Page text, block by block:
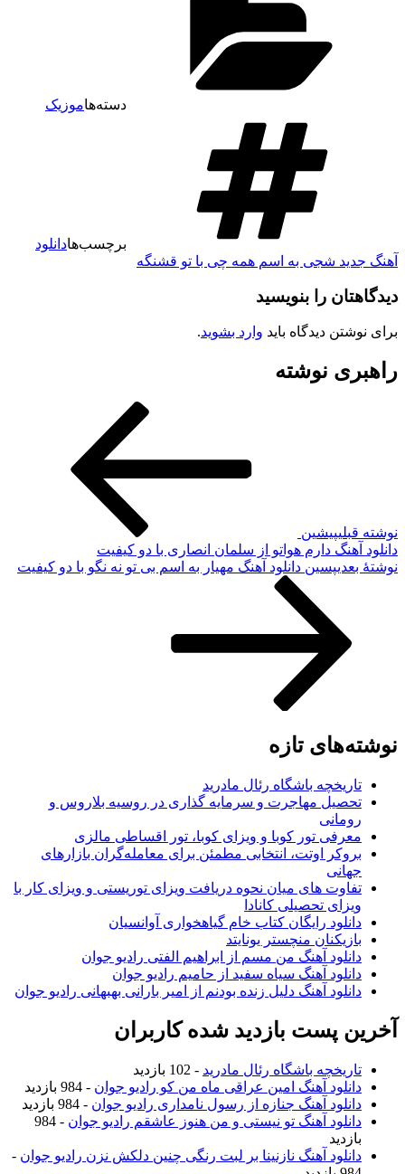
دسته‌هاموزیک
برچسب‌هادانلود
آهنگ جدید شجی به اسم همه چی با تو قشنگه
دیدگاهتان را بنویسید
برای نوشتن دیدگاه باید وارد بشوید.
راهبری نوشته
نوشته قبلیپیشین
دانلود آهنگ دارم هواتو از سلمان انصاری با دو کیفیت
نوشته‌ٔ بعدیپسین دانلود آهنگ مهیار به اسم بی تو نه نگو با دو کیفیت
نوشته‌های تازه
تاریخچه باشگاه رئال مادرید
تحصیل مهاجرت و سرمایه گذاری در روسیه بلاروس و
رومانی
معرفی تور کوبا و ویزای کوبا، تور اقساطی مالزی
بروکر اوتت، انتخابی مطمئن برای معامله‌گران بازارهای
جهانی
تفاوت های میان نحوه دریافت ویزای توریستی و ویزای کار با
ویزای تحصیلی کانادا
دانلود رایگان کتاب خام گیاهخواری آوانسیان
بازیکنان منچستر یونایتد
دانلود آهنگ من مسم از ابراهیم الفتی رادیو جوان
دانلود آهنگ سیاه سفید از حامیم رادیو جوان
دانلود آهنگ دلیل زنده بودنم از امیر بارانی بهبهانی رادیو جوان
آخرین پست بازدید شده کاربران
تاریخچه باشگاه رئال مادرید - 102 بازدید
دانلود آهنگ امین عراقی ماه من کو رادیو جوان - 984 بازدید
دانلود آهنگ جنازه از رسول نامداری رادیو جوان - 984 بازدید
دانلود آهنگ تو نیستی و من هنوز عاشقم رادیو جوان
- 984
بازدید
دانلود آهنگ نازنینا بر لبت رنگی چنین دلکش نزن رادیو جوان -